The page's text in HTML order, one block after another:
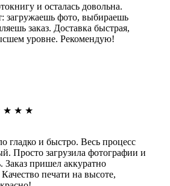
и осталась довольна.
загружаешь фото, выбираешь
заказ. Доставка быстрая,
уровне. Рекомендую!
★ ★ ★
гладко и быстро. Весь процесс
Просто загрузила фотографии и
Заказ пришел аккуратно
печати на высоте,